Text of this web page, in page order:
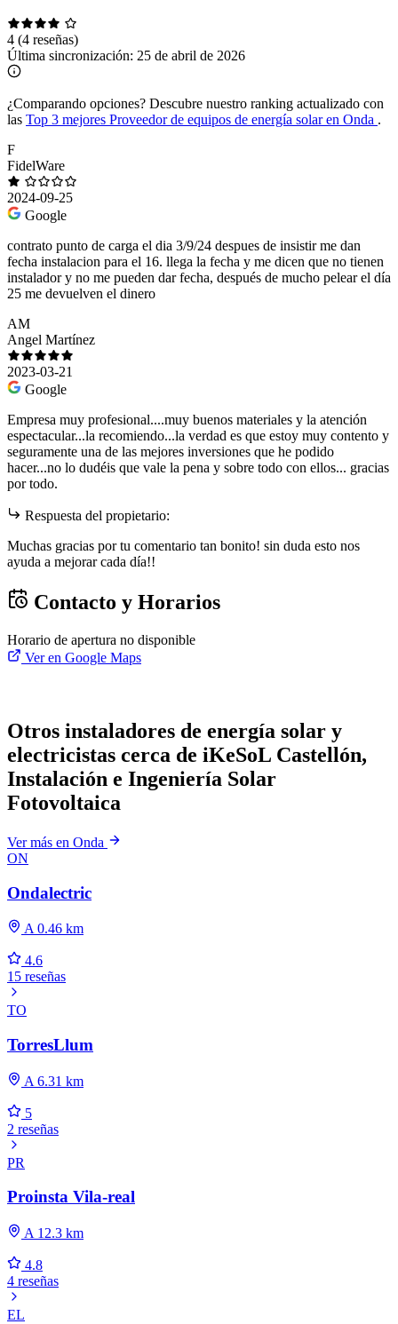
4 (4 reseñas)
Última sincronización: 25 de abril de 2026
¿Comparando opciones? Descubre nuestro ranking actualizado con
las Top 3 mejores Proveedor de equipos de energía solar en Onda .
F
FidelWare
2024-09-25
Google
contrato punto de carga el dia 3/9/24 despues de insistir me dan
fecha instalacion para el 16. llega la fecha y me dicen que no tienen
instalador y no me pueden dar fecha, después de mucho pelear el día
25 me devuelven el dinero
AM
Angel Martínez
2023-03-21
Google
Empresa muy profesional....muy buenos materiales y la atención
espectacular...la recomiendo...la verdad es que estoy muy contento y
seguramente una de las mejores inversiones que he podido
hacer...no lo dudéis que vale la pena y sobre todo con ellos... gracias
por todo.
Respuesta del propietario:
Muchas gracias por tu comentario tan bonito! sin duda esto nos
ayuda a mejorar cada día!!
Contacto y Horarios
Horario de apertura no disponible
Ver en Google Maps
Otros instaladores de energía solar y
electricistas cerca de iKeSoL Castellón,
Instalación e Ingeniería Solar
Fotovoltaica
Ver más en Onda
ON
Ondalectric
A 0.46 km
4.6
15 reseñas
TO
TorresLlum
A 6.31 km
5
2 reseñas
PR
Proinsta Vila-real
A 12.3 km
4.8
4 reseñas
EL